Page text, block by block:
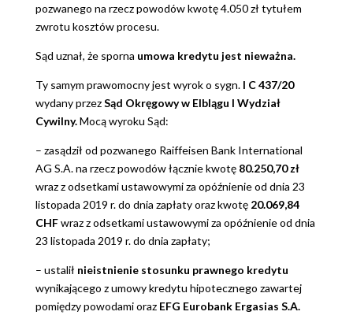
pozwanego na rzecz powodów kwotę 4.050 zł tytułem
zwrotu kosztów procesu.
Sąd uznał, że sporna umowa kredytu jest nieważna.
Ty samym prawomocny jest wyrok o sygn. I C 437/20
wydany przezSąd Okręgowy w Elblągu I Wydział
Cywilny.Mocą wyroku Sąd:
– zasądził od pozwanego Raiffeisen Bank International
AG S.A. na rzecz powodów łącznie kwotę 80.250,70 zł
wraz z odsetkami ustawowymi za opóźnienie od dnia 23
listopada 2019 r. do dnia zapłaty oraz kwotę 20.069,84
CHFwraz z odsetkami ustawowymi za opóźnienie od dnia
23 listopada 2019 r. do dnia zapłaty;
– ustalił nieistnienie stosunku prawnego kredytu
wynikającego z umowy kredytu hipotecznego zawartej
pomiędzy powodami oraz EFG Eurobank Ergasias S.A.